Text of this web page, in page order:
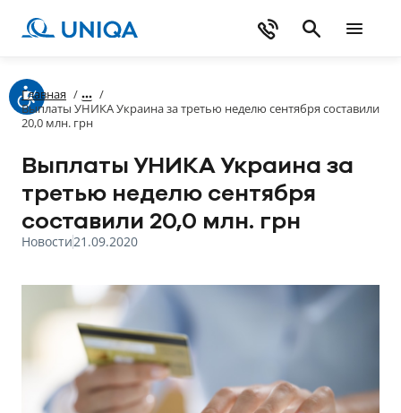
Главная /
/
Выплаты УНИКА Украина за третью неделю сентября составили
20,0 млн. грн
Выплаты УНИКА Украина за
третью неделю сентября
составили 20,0 млн. грн
Новости21.09.2020